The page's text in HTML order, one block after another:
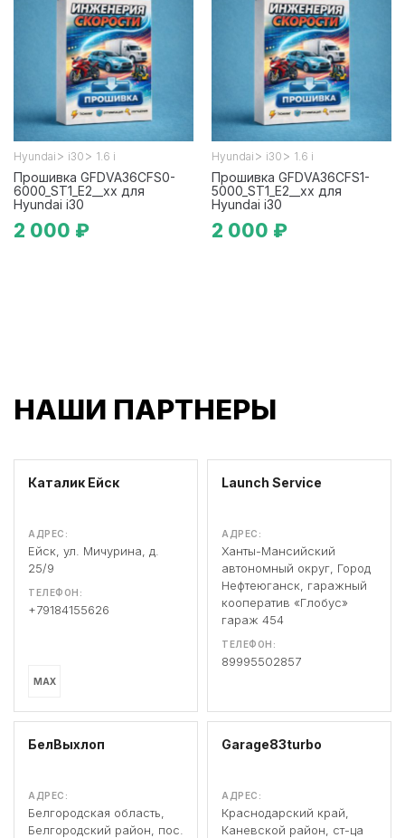
Hyundai > i30 > 1.6 i
Прошивка GFDVA36CFS0-
6000_ST1_E2__xx для
Hyundai i30
2 000 ₽
Hyundai > i30 > 1.6 i
Прошивка GFDVA36CFS1-
5000_ST1_E2__xx для
Hyundai i30
2 000 ₽
НАШИ ПАРТНЕРЫ
Каталик Ейск
АДРЕС:
Ейск, ул. Мичурина, д.
25/9
ТЕЛЕФОН:
+79184155626
MAX
Launch Service
АДРЕС:
Ханты-Мансийский
автономный округ, Город
Нефтеюганск, гаражный
кооператив «Глобус»
гараж 454
ТЕЛЕФОН:
89995502857
БелВыхлоп
АДРЕС:
Белгородская область,
Белгородский район, пос.
Garage83turbo
АДРЕС:
Краснодарский край,
Каневской район, ст-ца